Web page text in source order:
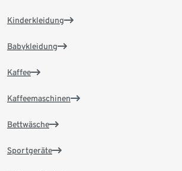
Kinderkleidung
Babykleidung
Kaffee
Kaffeemaschinen
Bettwäsche
Sportgeräte